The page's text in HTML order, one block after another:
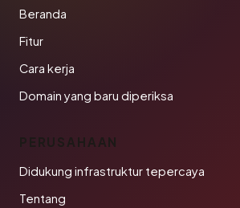
Beranda
Fitur
Cara kerja
Domain yang baru diperiksa
PERUSAHAAN
Didukung infrastruktur tepercaya
Tentang